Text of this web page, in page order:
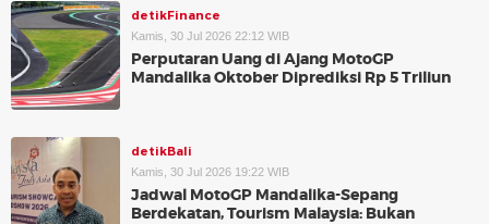
detikFinance
Kamis, 30 Jul 2026 22:12 WIB
Perputaran Uang di Ajang MotoGP
Mandalika Oktober Diprediksi Rp 5 Triliun
detikBali
Kamis, 30 Jul 2026 19:22 WIB
Jadwal MotoGP Mandalika-Sepang
Berdekatan, Tourism Malaysia: Bukan